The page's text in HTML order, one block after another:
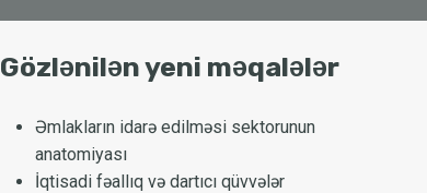
Gözlənilən yeni məqalələr
Əmlakların idarə edilməsi sektorunun
anatomiyası
İqtisadi fəallıq və dartıcı qüvvələr